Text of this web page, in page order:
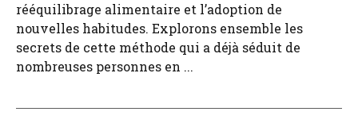
rééquilibrage alimentaire et l’adoption de
nouvelles habitudes. Explorons ensemble les
secrets de cette méthode qui a déjà séduit de
nombreuses personnes en ...